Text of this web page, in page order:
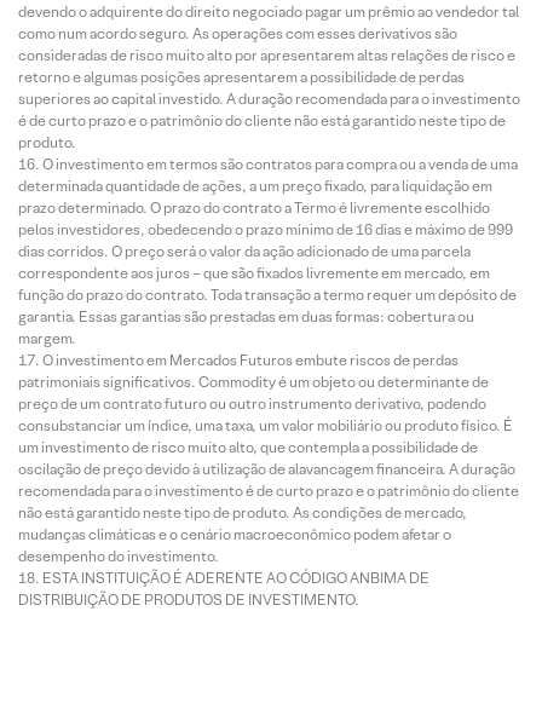
devendo o adquirente do direito negociado pagar um prêmio ao vendedor tal
como num acordo seguro. As operações com esses derivativos são
consideradas de risco muito alto por apresentarem altas relações de risco e
retorno e algumas posições apresentarem a possibilidade de perdas
superiores ao capital investido. A duração recomendada para o investimento
é de curto prazo e o patrimônio do cliente não está garantido neste tipo de
produto.
O investimento em termos são contratos para compra ou a venda de uma
determinada quantidade de ações, a um preço fixado, para liquidação em
prazo determinado. O prazo do contrato a Termo é livremente escolhido
pelos investidores, obedecendo o prazo mínimo de 16 dias e máximo de 999
dias corridos. O preço será o valor da ação adicionado de uma parcela
correspondente aos juros – que são fixados livremente em mercado, em
função do prazo do contrato. Toda transação a termo requer um depósito de
garantia. Essas garantias são prestadas em duas formas: cobertura ou
margem.
O investimento em Mercados Futuros embute riscos de perdas
patrimoniais significativos. Commodity é um objeto ou determinante de
preço de um contrato futuro ou outro instrumento derivativo, podendo
consubstanciar um índice, uma taxa, um valor mobiliário ou produto físico. É
um investimento de risco muito alto, que contempla a possibilidade de
oscilação de preço devido à utilização de alavancagem financeira. A duração
recomendada para o investimento é de curto prazo e o patrimônio do cliente
não está garantido neste tipo de produto. As condições de mercado,
mudanças climáticas e o cenário macroeconômico podem afetar o
desempenho do investimento.
ESTA INSTITUIÇÃO É ADERENTE AO CÓDIGO ANBIMA DE
DISTRIBUIÇÃO DE PRODUTOS DE INVESTIMENTO.